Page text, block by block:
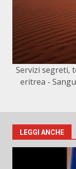
Servizi segreti,
eritrea -
LEGGI ANCHE